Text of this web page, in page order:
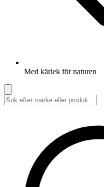
Med kärlek för naturen